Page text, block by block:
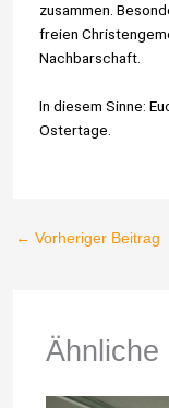
zusammen.
freien
Nachbarschaft.
In diesem Sinne:
Ostertage.
← Vorheriger Beitrag
Ähnliche